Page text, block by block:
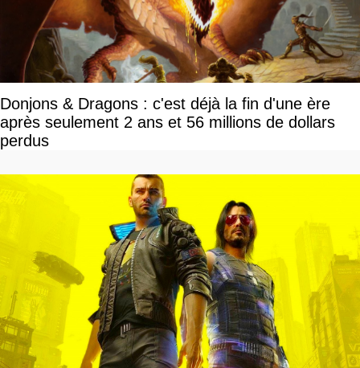
Donjons & Dragons : c'est déjà la fin d'une ère
après seulement 2 ans et 56 millions de dollars
perdus